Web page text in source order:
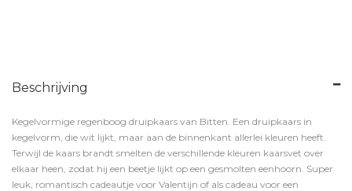
Beschrijving
Kegelvormige regenboog druipkaars van Bitten. Een druipkaars in
kegelvorm, die wit lijkt, maar aan de binnenkant allerlei kleuren heeft.
Terwijl de kaars brandt smelten de verschillende kleuren kaarsvet over
elkaar heen, zodat hij een beetje lijkt op een gesmolten eenhoorn. Super
leuk, romantisch cadeautje voor Valentijn of als cadeau voor een